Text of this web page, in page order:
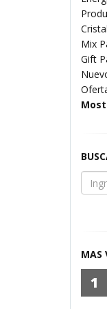
Mix
Gift
MAS
1